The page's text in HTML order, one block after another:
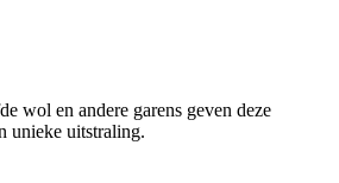
wol en andere garens geven deze
unieke uitstraling.